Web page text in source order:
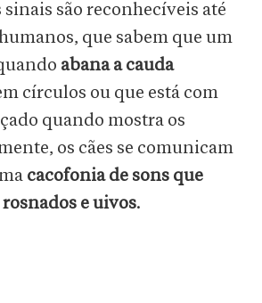
sinais são reconhecíveis até
que sabem que um
abana a cauda
círculos ou que está com
quando mostra os
os cães se comunicam
cacofonia de sons que
e uivos.